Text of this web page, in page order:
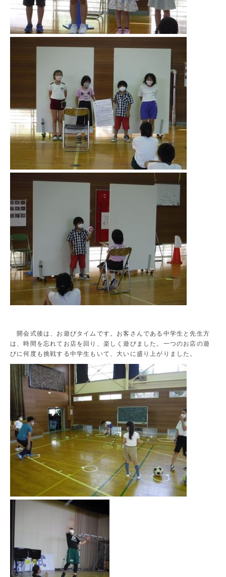
開会式後は、お遊びタイムです。お客さんである中学生と先生方
は、時間を忘れてお店を回り、楽しく遊びました。一つのお店の遊
びに何度も挑戦する中学生もいて、大いに盛り上がりました。